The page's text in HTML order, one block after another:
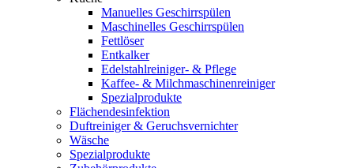
Manuelles Geschirrspülen
Maschinelles Geschirrspülen
Fettlöser
Entkalker
Edelstahlreiniger- & Pflege
Kaffee- & Milchmaschinenreiniger
Spezialprodukte
Flächendesinfektion
Duftreiniger & Geruchsvernichter
Wäsche
Spezialprodukte